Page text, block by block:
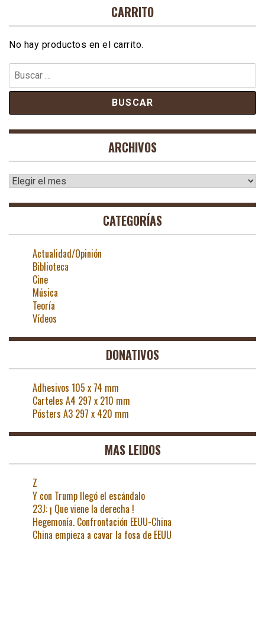
CARRITO
No hay productos en el carrito.
Buscar:
ARCHIVOS
Archivos
CATEGORÍAS
Actualidad/Opinión
Biblioteca
Cine
Música
Teoría
Vídeos
DONATIVOS
Adhesivos 105 x 74 mm
Carteles A4 297 x 210 mm
Pósters A3 297 x 420 mm
MAS LEIDOS
Z
Y con Trump llegó el escándalo
23J: ¡ Que viene la derecha !
Hegemonía. Confrontación EEUU-China
China empieza a cavar la fosa de EEUU